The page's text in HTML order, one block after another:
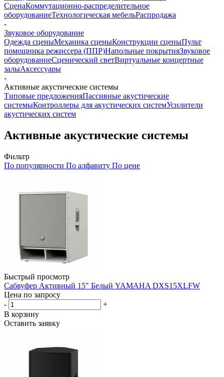
СценаКоммутационно-распределительное
оборудованиеТехнологическая мебельРаспродажа
-
Звуковое оборудование
Одежда сценыМеханика сценыКонструкции сценыПульт
помощника режиссера (ППР)Напольные покрытияЗвуковое
оборудованиеСценический светВиртуальные концертные
залыАксессуары
-
Активные акустические системы
Типовые предложенияПассивные акустические
системыКонтроллеры для акустических системУсилители
акустических систем
Активные акустические системы
Фильтр
По популярности По алфавиту По цене
Быстрый просмотр
Сабвуфер Активный 15" Белый YAMAHA DXS15XLFW
Цена по запросу
-
+
В корзину
Оставить заявку